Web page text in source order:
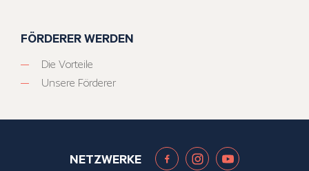
FÖRDERER WERDEN
Die Vorteile
Unsere Förderer
NETZWERKE